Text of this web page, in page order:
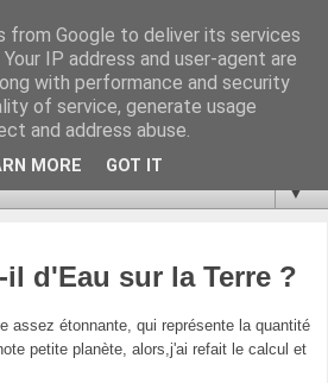
là haut
Astroparticules, Cosmologie.
ISSN 2272-5768
▼
d'Eau sur la Terre ?
assez étonnante, qui représente la quantité
petite planète, alors,j'ai refait le calcul et
from Google to deliver its services
IP address and user-agent are
with performance and security
of service, generate usage
and address abuse.
MORE GOT IT